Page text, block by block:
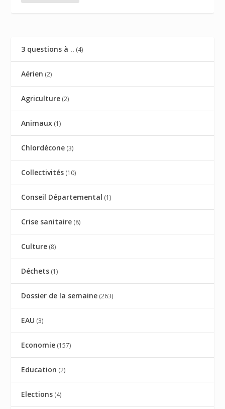
3 questions à .. (4)
Aérien (2)
Agriculture (2)
Animaux (1)
Chlordécone (3)
Collectivités (10)
Conseil Départemental (1)
Crise sanitaire (8)
Culture (8)
Déchets (1)
Dossier de la semaine (263)
EAU (3)
Economie (157)
Education (2)
Elections (4)